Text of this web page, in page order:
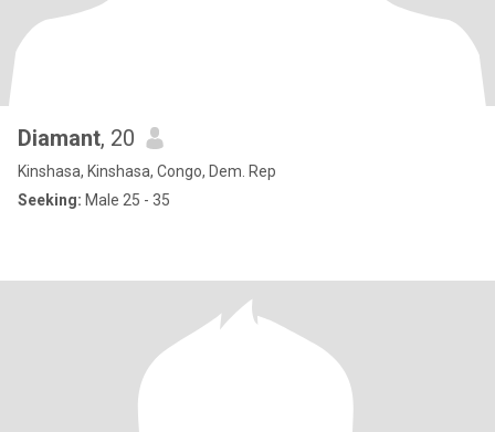
Diamant, 20
Kinshasa, Kinshasa, Congo, Dem. Rep
Seeking: Male 25 - 35